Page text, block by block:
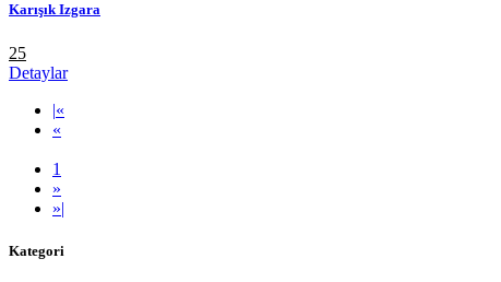
Karışık Izgara
25
Detaylar
|«
«
1
»
»|
Kategori